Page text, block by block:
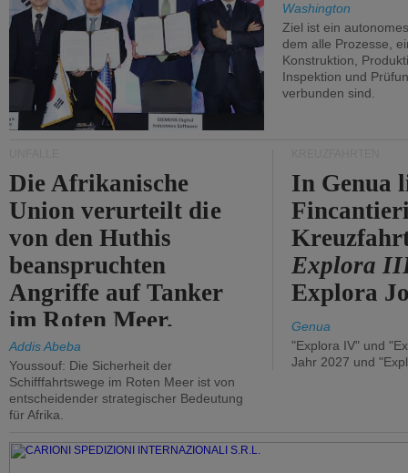
Washington
Ziel ist ein
dem alle Prozesse,
Konstruktion,
Inspektion und
verbunden sind.
Die Afrikanische
Union verurteilt die
von den Huthis
beanspruchten
Angriffe auf Tanker
im Roten Meer.
Addis Abeba
Youssouf: Die Sicherheit der
Schifffahrtswege im Roten Meer ist von
entscheidender strategischer Bedeutung
für Afrika.
In Genua
Explora
Explora
Genua
"Explora IV" und
Jahr 2027 und